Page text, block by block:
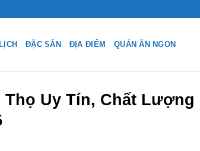
ĐẶC SẢN ĐỊA ĐIỂM QUÁN ĂN NGON
Thọ Uy Tín, Chất Lượng